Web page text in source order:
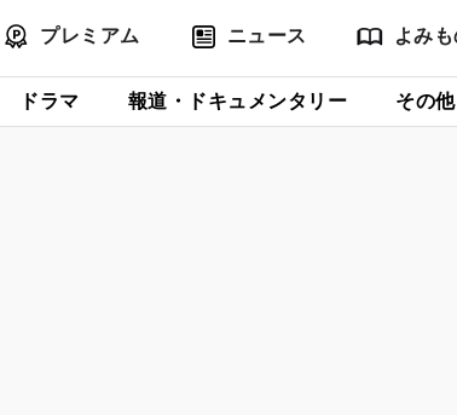
プレミアム ニュース よみ
ドラマ 報道・ドキュメンタリー その他